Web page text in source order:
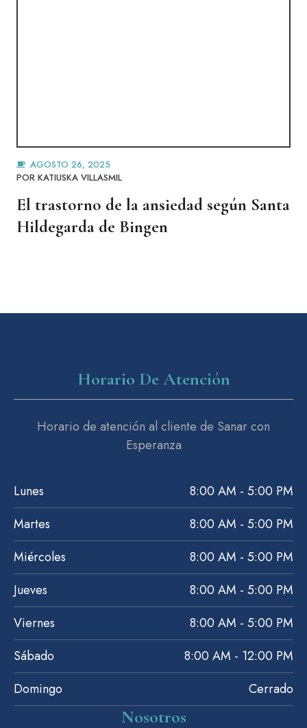
AGOSTO 26, 2025
POR KATIUSKA VILLASMIL
El trastorno de la ansiedad según Santa
Hildegarda de Bingen
Nosotros
Horario De Atención
Horario de atención al cliente de Sanar con
Esperanza
Lunes
8:00 AM - 5:00 PM
Martes
8:00 AM - 5:00 PM
Miércoles
8:00 AM - 5:00 PM
Jueves
8:00 AM - 5:00 PM
Viernes
8:00 AM - 5:00 PM
Sábado
8:00 AM - 12:00 PM
Domingo
Cerrado